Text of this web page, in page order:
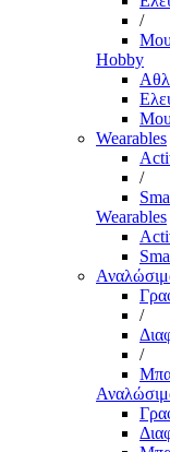
/
Hobby
Wearables
/
Wearables
/
/